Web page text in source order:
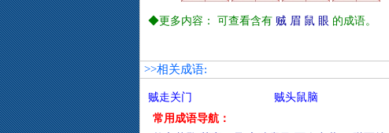
◆更多内容： 可查看含有 贼 眉 鼠 眼 的成语。
>>相关成语:
贼走关门 贼头鼠脑
常用成语导航：